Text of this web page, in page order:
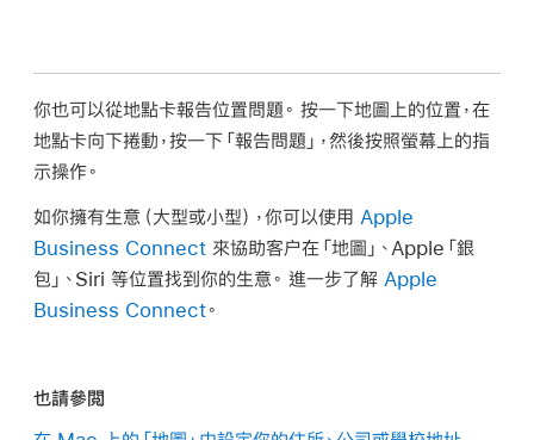
你也可以從地點卡報告位置問題。 按一下地圖上的位置，在
地點卡向下捲動，按一下「報告問題」，然後按照螢幕上的指
示操作。
如你擁有生意（大型或小型），你可以使用 Apple
Business Connect 來協助客户在「地圖」、Apple「銀
包」、Siri 等位置找到你的生意。 進一步了解 Apple
Business Connect。
也請參閲